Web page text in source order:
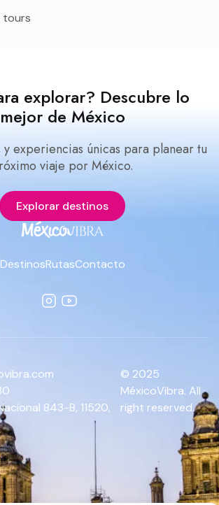
tours
explorar? Descubre lo
mejor de México
y experiencias únicas para planear tu
viaje por México.
Explorar destinos
DestinosRutasContacto
843-B, 11520,
© 2025
MéxicoVibra. All
right reserved.